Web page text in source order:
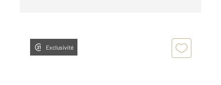
Exclusivité